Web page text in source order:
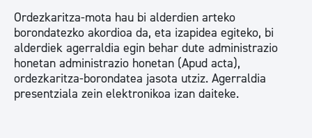
Ordezkaritza-mota hau bi alderdien arteko
borondatezko akordioa da, eta izapidea egiteko, bi
alderdiek agerraldia egin behar dute administrazio
honetan administrazio honetan (Apud acta),
ordezkaritza-borondatea jasota utziz. Agerraldia
presentziala zein elektronikoa izan daiteke.